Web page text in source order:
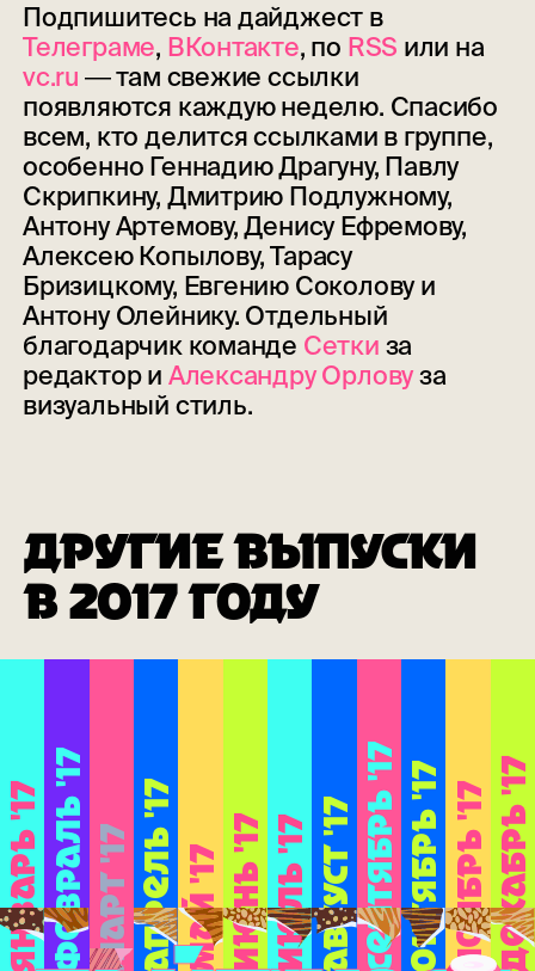
Подпишитесь на дайджест в
Телеграме, ВКонтакте, по RSS или на
vc.ru ― там свежие ссылки
появляются каждую неделю. Спасибо
всем, кто делится ссылками в группе,
особенно Геннадию Драгуну, Павлу
Скрипкину, Дмитрию Подлужному,
Антону Артемову, Денису Ефремову,
Алексею Копылову, Тарасу
Бризицкому, Евгению Соколову и
Антону Олейнику. Отдельный
благодарчик команде Сетки за
редактор и Александру Орловуза
визуальный стиль.
ДРУГИЕ ВЫПУСКИ
В 2017 ГОДУ
ЯНВАРЬ '17ФЕВРАЛЬ '17МАРТ '17АПРЕЛЬ '17МАЙ '17ИЮНЬ '17ИЮЛЬ '17АВГУСТ '17СЕНТЯБРЬ '17ОКТЯБРЬ '17НОЯБРЬ '17ДЕКАБРЬ '17